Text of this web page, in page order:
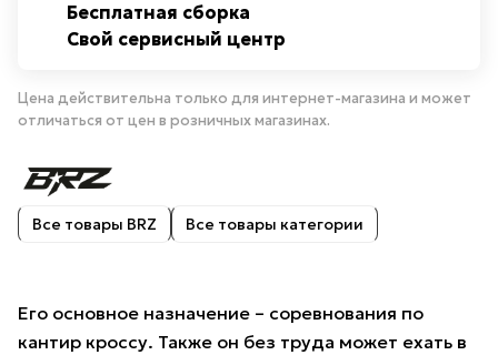
Бесплатная сборка
Свой сервисный центр
Цена действительна только для интернет-магазина и может
отличаться от цен в розничных магазинах.
Все товары BRZ Все товары категории
Его основное назначение – соревнования по
кантир кроссу. Также он без труда может ехать в